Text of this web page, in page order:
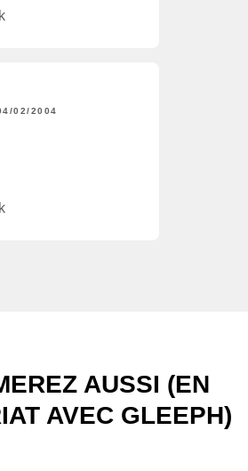
02/2004
AUSSI (EN
AVEC GLEEPH)